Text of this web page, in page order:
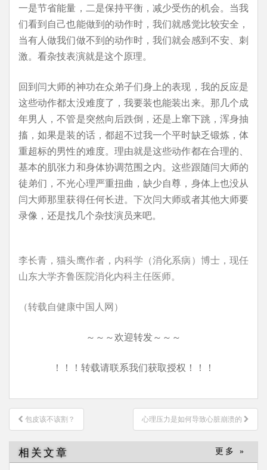
一是节省能量，二是保持平衡，减少受伤的机会。当我
们看到自己也能做到的动作时，我们就感觉比较安全，
当有人做我们做不到的动作时，我们就会感到不安、刺
激。看杂技表演就是这个原理。
回到闫大师的神功在众弟子们身上的表现，我的反应是
这些动作都太没难度了，我要装也能装出来。那几个成
年男人，不管是突然向后跌倒，还是上窜下跳，浑身抽
搐，如果是装的话，都超不过我一个平时缺乏锻炼，体
重超标的男性的难度。理由就是这些动作都在合理的、
基本的肌张力和身体协调范围之内。这些跟随闫大师的
徒弟们，不光心理严重扭曲，缺少自尊，身体上也没从
闫大师那里获得任何长进。下次闫大师或者其他大师要
录像，还是找几个杂技演员来吧。
李长青，猫头鹰作者，内科学（消化系病）博士，现任
山东大学齐鲁医院消化内科主任医师。
（转载自健康中国人网）
～～～欢迎转发～～～
！！！转载请联系我们获取授权！！！
文
章
导
航
包皮该不该割？ 心理压力是如何导致心脏崩溃的
相关文章 更多 »